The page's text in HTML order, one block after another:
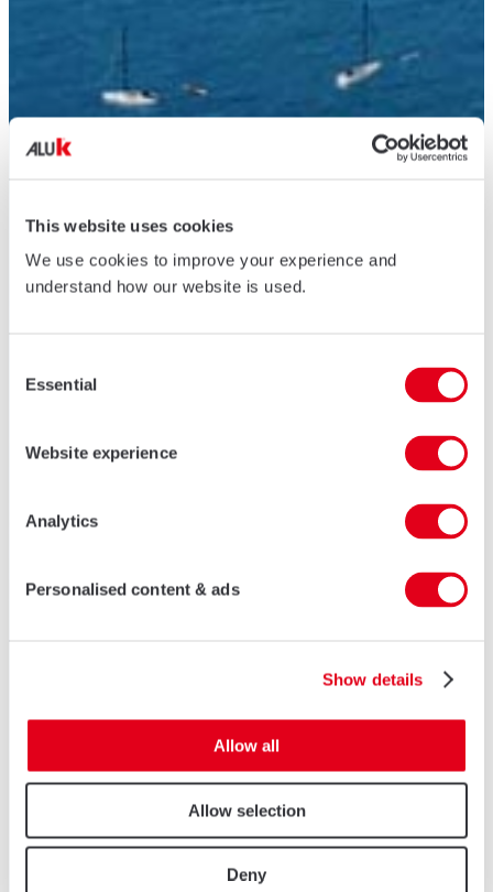
This website uses cookies
We use cookies to improve your experience and
understand how our website is used.
Selection
Essential
Website experience
Analytics
Personalised content & ads
Show details
Allow all
Allow selection
Deny